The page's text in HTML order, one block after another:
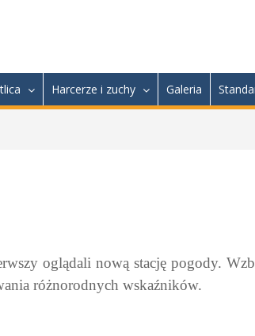
Harcerze i zuchy Galeria
oglądali nową stację pogody.
różnorodnych wskaźników.